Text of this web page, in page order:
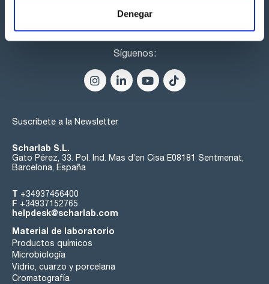
Denegar
Síguenos:
Suscríbete a la Newsletter
Scharlab S.L.
Gato Pérez, 33. Pol. Ind. Mas d’en Cisa E08181 Sentmenat,
Barcelona, España
T +34937456400
F +34937152765
helpdesk@scharlab.com
Material de laboratorio
Productos químicos
Microbiología
Vidrio, cuarzo y porcelana
Cromatografía